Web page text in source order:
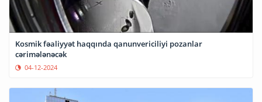
Kosmik fəaliyyət haqqında qanunvericiliyi pozanlar
cərimələnəcək
04-12-2024